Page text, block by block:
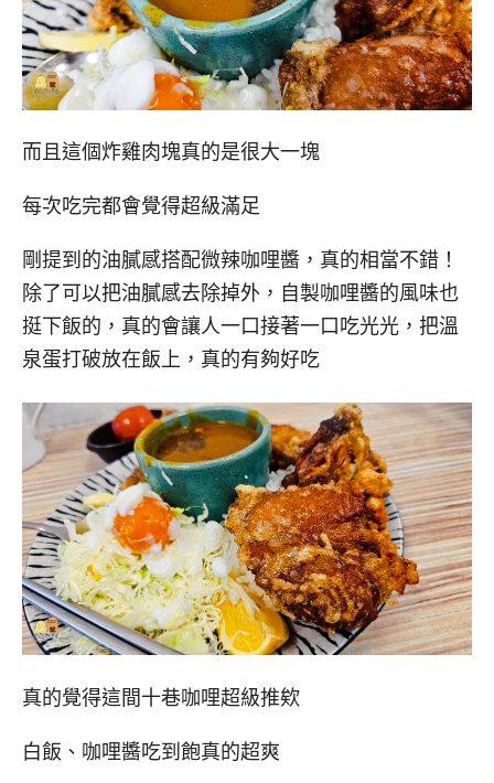
而且這個炸雞肉塊真的是很大一塊
每次吃完都會覺得超級滿足
剛提到的油膩感搭配微辣咖哩醬，真的相當不錯！
除了可以把油膩感去除掉外，自製咖哩醬的風味也
挺下飯的，真的會讓人一口接著一口吃光光，把溫
泉蛋打破放在飯上，真的有夠好吃
真的覺得這間十巷咖哩超級推欸
白飯、咖哩醬吃到飽真的超爽